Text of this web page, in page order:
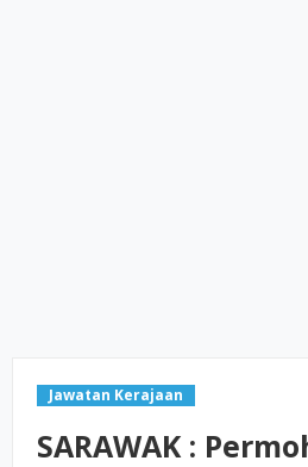
Jawatan Kerajaan
SARAWAK :